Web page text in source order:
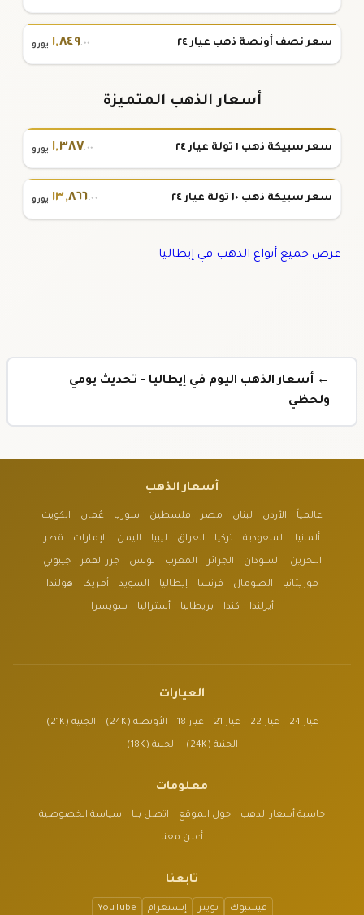
سعر نصف أونصة ذهب عيار ٢٤ ١,٨٤٩.٠٠ يورو
أسعار الذهب المتميزة
سعر سبيكة ذهب ١ تولة عيار ٢٤ ١,٣٨٧.٠٠ يورو
سعر سبيكة ذهب ١٠ تولة عيار ٢٤ ١٣,٨٦٦.٠٠ يورو
عرض جميع أنواع الذهب في إيطاليا
← أسعار الذهب اليوم في إيطاليا - تحديث يومي
ولحظي
أسعار الذهب
عالمياً الأردن لبنان مصر فلسطين سوريا عُمان الكويت
ألمانيا السعودية تركيا العراق ليبيا اليمن الإمارات قطر
البحرين السودان الجزائر المغرب تونس جزر القمر جيبوتي
موريتانيا الصومال فرنسا إيطاليا السويد أمريكا هولندا
أيرلندا كندا بريطانيا أستراليا سويسرا
العيارات
عيار 24 عيار 22 عيار 21 عيار 18 الأونصة (24K) الجنية (21K)
الجنية (24K) الجنية (18K)
معلومات
حاسبة أسعار الذهب حول الموقع اتصل بنا سياسة الخصوصية
أعلن معنا
تابعنا
فيسبوك تويتر إنستغرام YouTube